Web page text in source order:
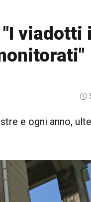
viadotti
e ogni anno,